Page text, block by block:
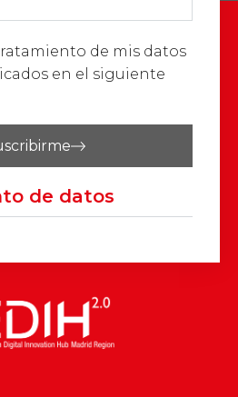
de mis datos
en el siguiente
de datos